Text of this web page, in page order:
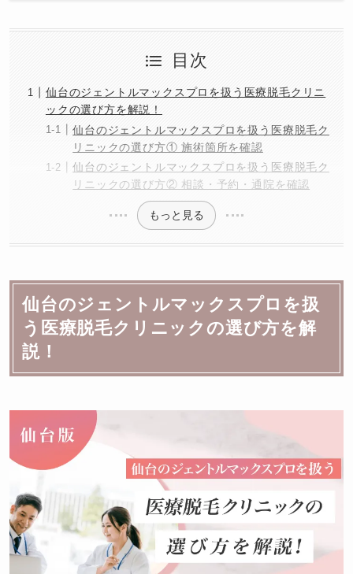
目次
仙台のジェントルマックスプロを扱う医療脱毛クリニ
ックの選び方を解説！
仙台のジェントルマックスプロを扱う医療脱毛ク
リニックの選び方① 施術箇所を確認
仙台のジェントルマックスプロを扱う医療脱毛ク
リニックの選び方② 相談・予約・通院を確認
もっと見る
仙台のジェントルマックスプロを扱
う医療脱毛クリニックの選び方を解
説！